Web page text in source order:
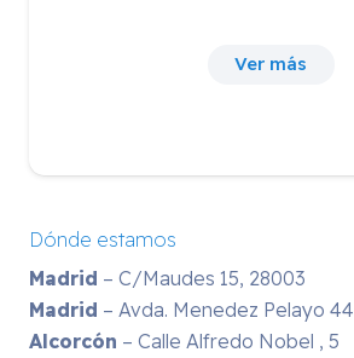
Ver más
Dónde estamos
Madrid – C/Maudes 15, 28003
Madrid – Avda. Menedez Pelayo 44
Alcorcón – Calle Alfredo Nobel , 5